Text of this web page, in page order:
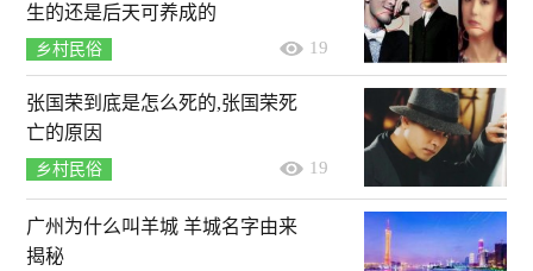
生的还是后天可养成的
乡村民俗 19
张国荣到底是怎么死的,张国荣死
亡的原因
乡村民俗 19
广州为什么叫羊城 羊城名字由来
揭秘